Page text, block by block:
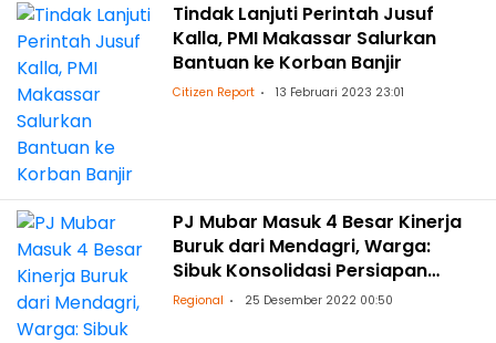
Tindak Lanjuti Perintah Jusuf
Kalla, PMI Makassar Salurkan
Bantuan ke Korban Banjir
Citizen Report 13 Februari 2023 23:01
PJ Mubar Masuk 4 Besar Kinerja
Buruk dari Mendagri, Warga:
Sibuk Konsolidasi Persiapan
Pilkada 2024
Regional 25 Desember 2022 00:50